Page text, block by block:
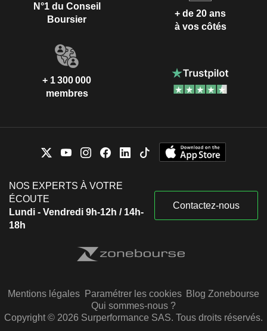
N°1 du Conseil
Boursier
+ de 20 ans
à vos côtés
+ 1 300 000
membres
NOS EXPERTS À VOTRE
ÉCOUTE
Lundi - Vendredi 9h-12h / 14h-
18h
Contactez-nous
Mentions légales Paramétrer les cookies Blog Zonebourse
Qui sommes-nous ?
Copyright © 2026 Surperformance SAS. Tous droits réservés.